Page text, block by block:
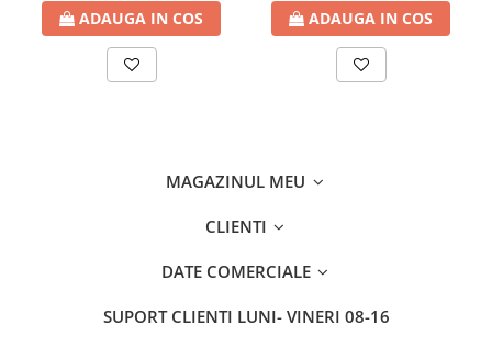
ADAUGA IN COS ADAUGA IN COS
MAGAZINUL MEU
CLIENTI
DATE COMERCIALE
SUPORT CLIENTI LUNI- VINERI 08-16